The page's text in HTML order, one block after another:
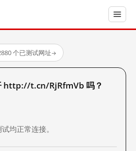
个已测试网址→
http://t.cn/RjRfmVb 吗？
均正常连接。